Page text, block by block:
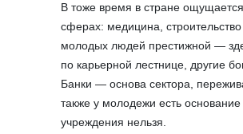
В тоже время в стране
сферах: медицина,
молодых людей престижной —
по карьерной лестнице, другие
Банки — основа сектора,
также у молодежи есть
учреждения нельзя.